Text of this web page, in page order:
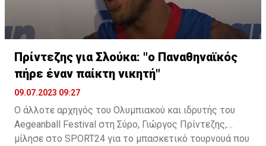
Πρίντεζης για Σλούκα: "ο Παναθηναϊκός
πήρε έναν παίκτη νικητή"
09.07.2023 09:27
Ο άλλοτε αρχηγός του Ολυμπιακού και ιδρυτής του
Aegeanball Festival στη Σύρο, Γιώργος Πρίντεζης,
μίλησε στο SPORT24 για το μπασκετικό τουρνουά που